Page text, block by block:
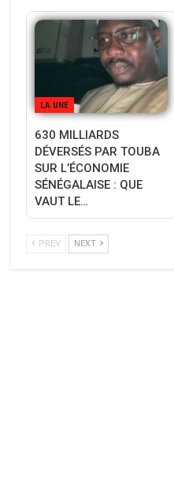
LA UNE
630 MILLIARDS
DÉVERSÉS PAR TOUBA
SUR L’ÉCONOMIE
SÉNÉGALAISE : QUE
VAUT LE…
PREV NEXT